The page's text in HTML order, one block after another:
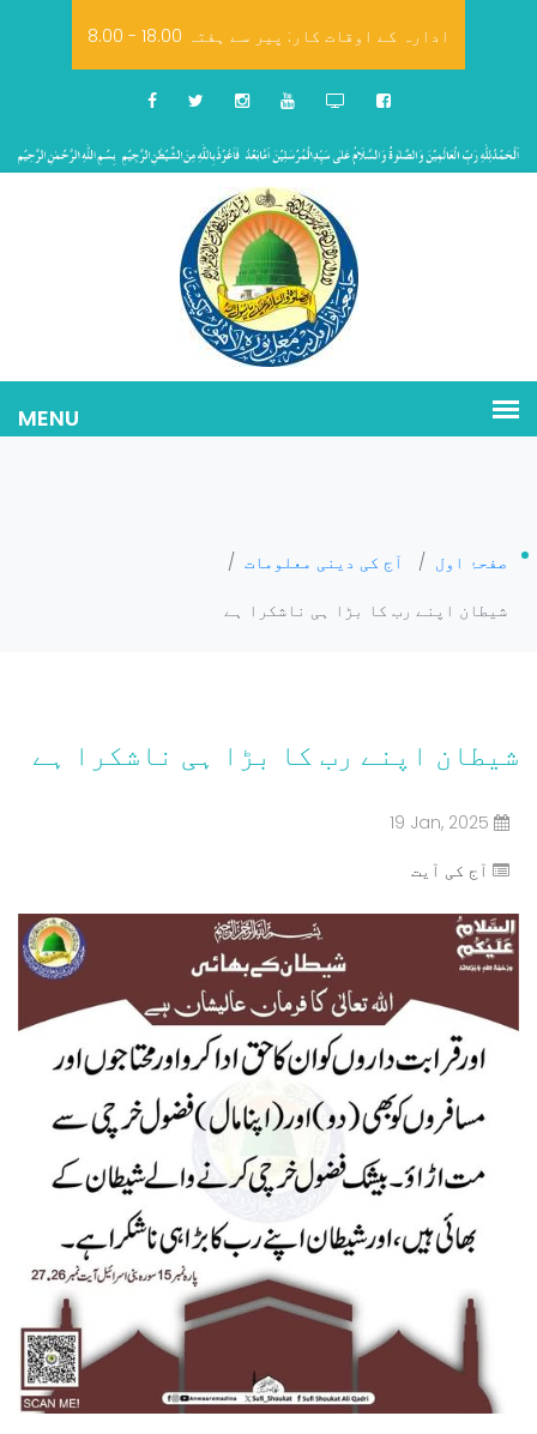
8.00 - 18.00 ادارہ کے اوقات کار: پیر سے ہفتہ
صفحۂ اول / آج کی دینی معلومات /
شیطان اپنے رب کا بڑا ہی ناشکرا ہے
شیطان اپنے رب کا بڑا ہی ناشکرا ہے
19 Jan, 2025
آج کی آیت